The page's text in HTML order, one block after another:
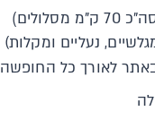
לאורך כל החופשה